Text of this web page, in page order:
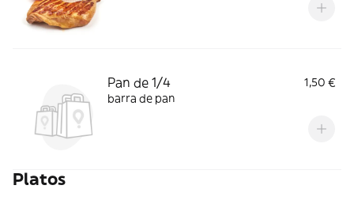
Pan de 1/4
1,50 €
barra de pan
Platos